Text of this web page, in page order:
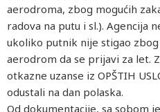
aerodroma, zbog mogućih
radova na putu i sl.). Agencija
ukoliko putnik nije stigao zbog
aerodrom da se prijavi za let.
otkazne uzanse iz OPŠTIH
odustali na dan polaska.
Od dokumentacije, sa sobom